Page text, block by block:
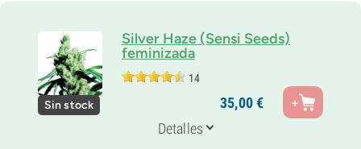
Silver Haze (Sensi Seeds)
feminizada
14
Padres
Silver Haze 9
80% Sativa
Sin stock 35,00€
Detalles